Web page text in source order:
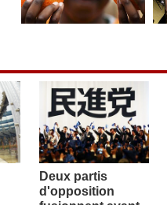
Deux partis
d'opposition